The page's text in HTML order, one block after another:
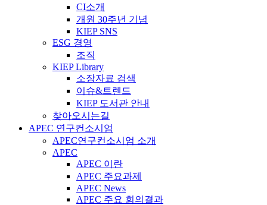
CI소개
개원 30주년 기념
KIEP SNS
ESG 경영
조직
KIEP Library
소장자료 검색
이슈&트렌드
KIEP 도서관 안내
찾아오시는길
APEC 연구컨소시엄
APEC연구컨소시엄 소개
APEC
APEC 이란
APEC 주요과제
APEC News
APEC 주요 회의결과